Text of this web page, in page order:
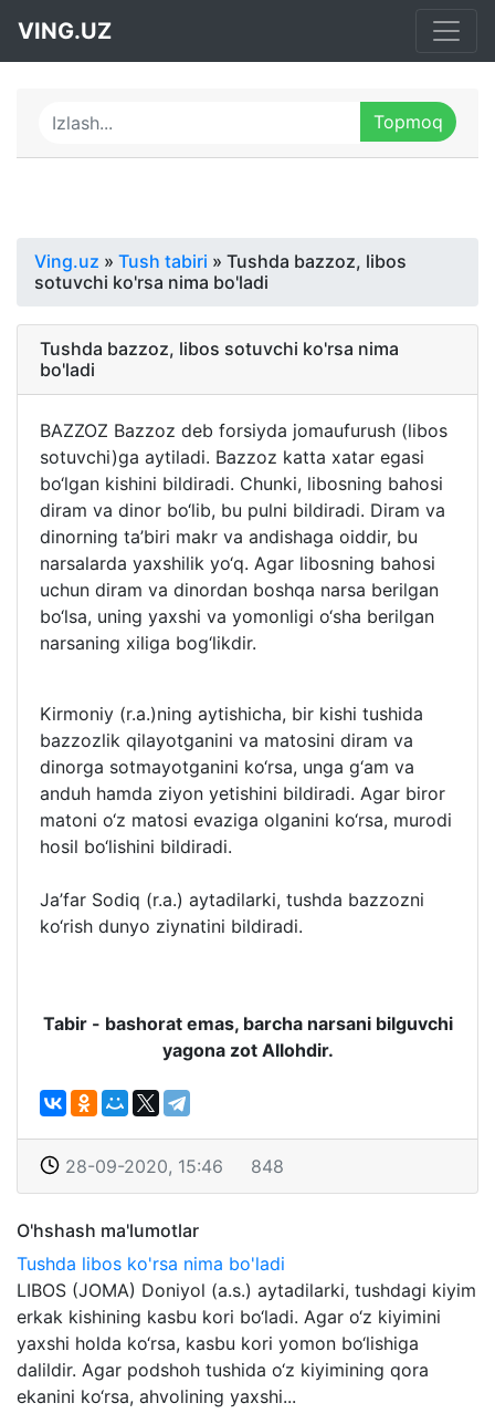
VING.UZ
Ving.uz » Tush tabiri » Tushda bazzoz, libos
sotuvchi ko'rsa nima bo'ladi
Tushda bazzoz, libos sotuvchi ko'rsa nima
bo'ladi
BAZZOZ Bazzoz deb forsiyda jomaufurush (libos
sotuvchi)ga aytiladi. Bazzoz katta xatar egasi
bo‘lgan kishini bildiradi. Chunki, libosning bahosi
diram va dinor bo‘lib, bu pulni bildiradi. Diram va
dinorning ta’biri makr va andishaga oiddir, bu
narsalarda yaxshilik yo‘q. Agar libosning bahosi
uchun diram va dinordan boshqa narsa berilgan
bo‘lsa, uning yaxshi va yomonligi o‘sha berilgan
narsaning xiliga bog‘likdir.
Kirmoniy (r.a.)ning aytishicha, bir kishi tushida
bazzozlik qilayotganini va matosini diram va
dinorga sotmayotganini ko‘rsa, unga g‘am va
anduh hamda ziyon yetishini bildiradi. Agar biror
matoni o‘z matosi evaziga olganini ko‘rsa, murodi
hosil bo‘lishini bildiradi.
Ja’far Sodiq (r.a.) aytadilarki, tushda bazzozni
ko‘rish dunyo ziynatini bildiradi.
Tabir - bashorat emas, barcha narsani bilguvchi
yagona zot Allohdir.
28-09-2020, 15:46 848
O'hshash ma'lumotlar
Tushda libos ko'rsa nima bo'ladi
LIBOS (JOMA) Doniyol (a.s.) aytadilarki, tushdagi kiyim
erkak kishining kasbu kori bo‘ladi. Agar o‘z kiyimini
yaxshi holda ko‘rsa, kasbu kori yomon bo‘lishiga
dalildir. Agar podshoh tushida o‘z kiyimining qora
ekanini ko‘rsa, ahvolining yaxshi...